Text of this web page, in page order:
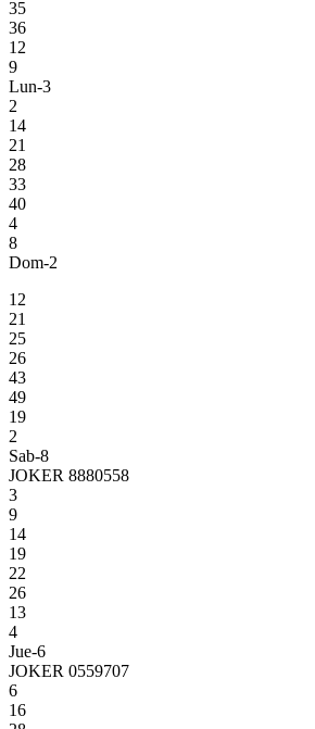
35
36
12
9
Lun-3
2
14
21
28
33
40
4
8
Dom-2
12
21
25
26
43
49
19
2
Sab-8
JOKER 8880558
3
9
14
19
22
26
13
4
Jue-6
JOKER 0559707
6
16